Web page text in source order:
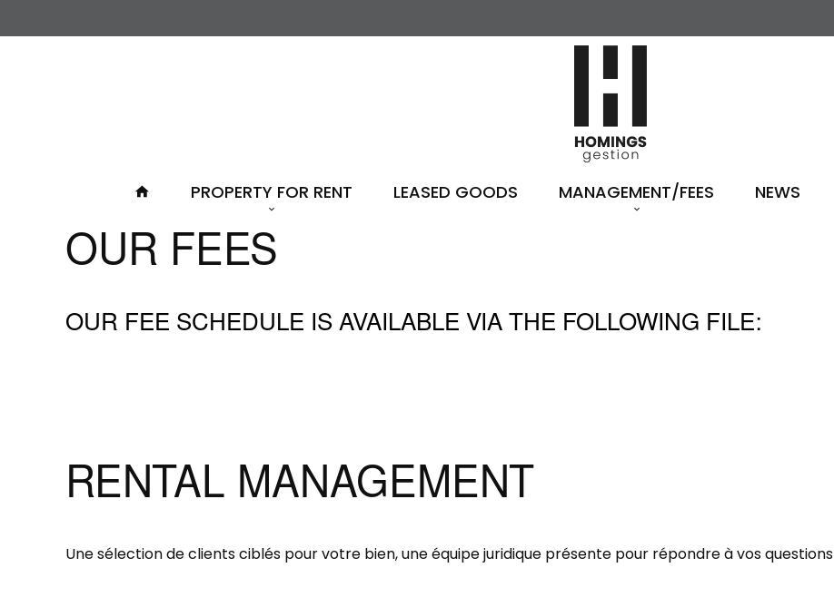
PROPERTY FOR RENT LEASED GOODS MANAGEMENT/FEES NEWS
OUR FEES
OUR FEE SCHEDULE IS AVAILABLE VIA THE FOLLOWING FILE:
RENTAL MANAGEMENT
Une sélection de clients ciblés pour votre bien, une équipe juridique présente pour répondre à vos questions